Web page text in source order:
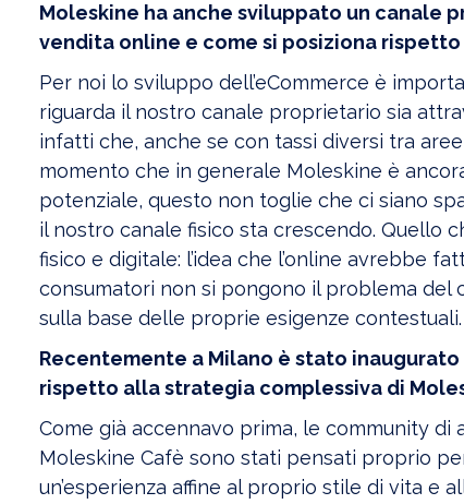
Moleskine ha anche sviluppato un canale
vendita online e come si posiziona
Per noi lo sviluppo dell’eCommerce è
riguarda il nostro canale proprietario sia
infatti che, anche se con tassi diversi tra
momento che in generale Moleskine è
potenziale, questo non toglie che ci siano
il nostro canale fisico sta crescendo. Quello
fisico e digitale: l’idea che l’online avrebbe
consumatori non si pongono il problema del
sulla base delle proprie esigenze contestuali.
Recentemente a Milano è stato
rispetto alla strategia complessiva di
Come già accennavo prima, le community
Moleskine Cafè sono stati pensati proprio
un’esperienza affine al proprio stile di vita e